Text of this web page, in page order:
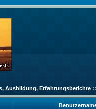
Ausbildung, Erfahrungsberichte